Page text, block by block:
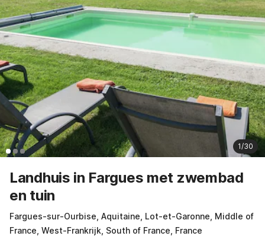
1/30
Landhuis in Fargues met zwembad
en tuin
Fargues-sur-Ourbise, Aquitaine, Lot-et-Garonne, Middle of
France, West-Frankrijk, South of France, France